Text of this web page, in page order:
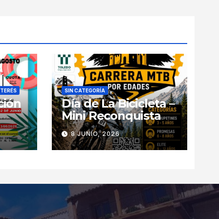
SIN CATEGORÍA
Día de La Bicicleta –
Mini Reconquista
8 JUNIO, 2026